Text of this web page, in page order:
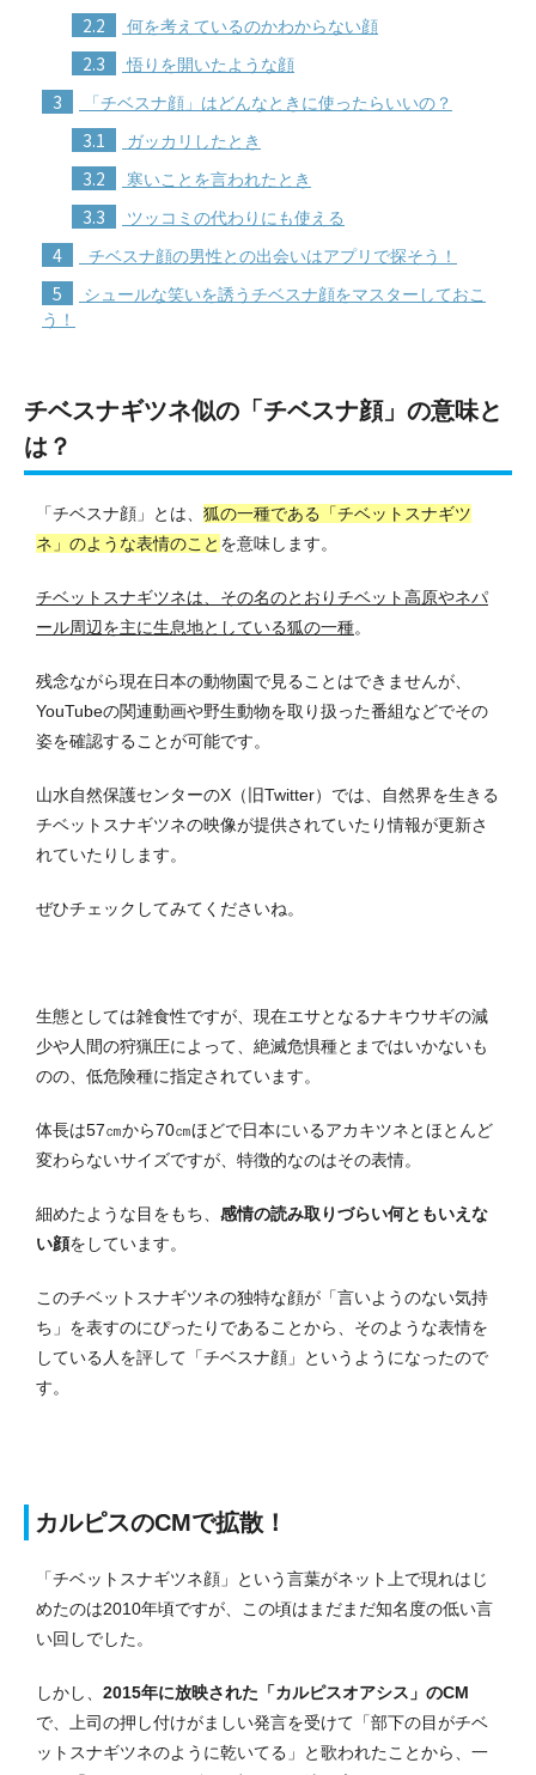
2.2 何を考えているのかわからない顔
2.3 悟りを開いたような顔
3 「チベスナ顔」はどんなときに使ったらいいの？
3.1 ガッカリしたとき
3.2 寒いことを言われたとき
3.3 ツッコミの代わりにも使える
4 チベスナ顔の男性との出会いはアプリで探そう！
5
シュールな笑いを誘うチベスナ顔をマスターしておこ
う！
チベスナギツネ似の「チベスナ顔」の意味と
は？
「チベスナ顔」とは、 狐の一種である「チベットスナギツ
ネ」のような表情のこと を意味します。
チベットスナギツネは、その名のとおりチベット高原やネパ
ール周辺を主に生息地としている狐の一種。
残念ながら現在日本の動物園で見ることはできませんが、
YouTubeの関連動画や野生動物を取り扱った番組などでその
姿を確認することが可能です。
山水自然保護センターのX（旧Twitter）では、自然界を生きる
チベットスナギツネの映像が提供されていたり情報が更新さ
れていたりします。
ぜひチェックしてみてくださいね。
生態としては雑食性ですが、現在エサとなるナキウサギの減
少や人間の狩猟圧によって、絶滅危惧種とまではいかないも
のの、低危険種に指定されています。
体長は57㎝から70㎝ほどで日本にいるアカキツネとほとんど
変わらないサイズですが、特徴的なのはその表情。
細めたような目をもち、 感情の読み取りづらい何ともいえな
い顔をしています。
このチベットスナギツネの独特な顔が「言いようのない気持
ち」を表すのにぴったりであることから、そのような表情を
している人を評して「チベスナ顔」というようになったので
す。
カルピスのCMで拡散！
「チベットスナギツネ顔」という言葉がネット上で現れはじ
めたのは2010年頃ですが、この頃はまだまだ知名度の低い言
い回しでした。
しかし、 2015年に放映された「カルピスオアシス」のCM
で、上司の押し付けがましい発言を受けて「部下の目がチベ
ットスナギツネのように乾いてる」と歌われたことから、一